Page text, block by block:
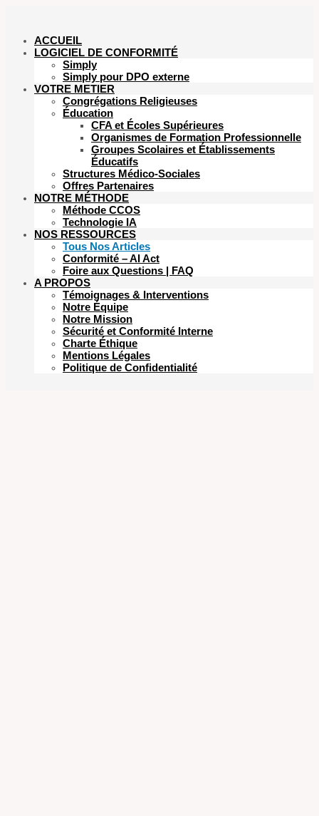
ACCUEIL
LOGICIEL DE CONFORMITÉ
Simply
Simply pour DPO externe
VOTRE METIER
Congrégations Religieuses
Éducation
CFA et Écoles Supérieures
Organismes de Formation Professionnelle
Groupes Scolaires et Établissements
Éducatifs
Structures Médico-Sociales
Offres Partenaires
NOTRE MÉTHODE
Méthode CCOS
Technologie IA
NOS RESSOURCES
Tous Nos Articles
Conformité – AI Act
Foire aux Questions | FAQ
A PROPOS
Témoignages & Interventions
Notre Équipe
Notre Mission
Sécurité et Conformité Interne
Charte Éthique
Mentions Légales
Politique de Confidentialité